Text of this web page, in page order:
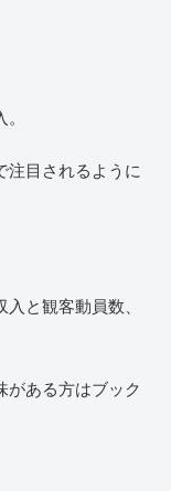
注目されるように
と観客動員数、
がある方はブック